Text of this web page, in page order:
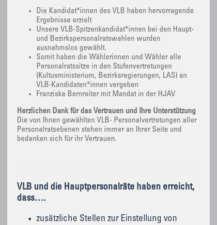
Die Kandidat*innen des VLB haben hervorragende
Ergebnisse erzielt
Unsere VLB-Spitzenkandidat*innen bei den Haupt-
und Bezirkspersonalratswahlen wurden
ausnahmslos gewählt.
Somit haben die Wählerinnen und Wähler alle
Personalratssitze in den Stufenvertretungen
(Kultusministerium, Bezirksregierungen, LAS) an
VLB-Kandidaten*innen vergeben
Franziska Bernreiter mit Mandat in der HJAV
Herzlichen Dank für das Vertrauen und Ihre Unterstützung
Die von Ihnen gewählten VLB- Personalvertretungen aller
Personalratsebenen stehen immer an Ihrer Seite und
bedanken sich für ihr Vertrauen.
VLB und die Hauptpersonalräte haben erreicht,
dass….
zusätzliche Stellen zur Einstellung von